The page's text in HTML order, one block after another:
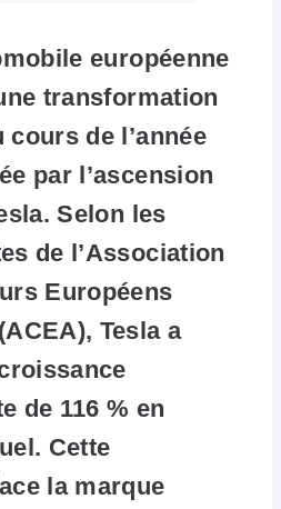
européenne
transformation
de l’année
par l’ascension
Selon les
de l’Association
Européens
Tesla a
de 116 % en
Cette
la marque